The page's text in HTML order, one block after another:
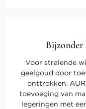
Voor stralende
geelgoud door
onttrokken.
toevoeging van
legeringen met